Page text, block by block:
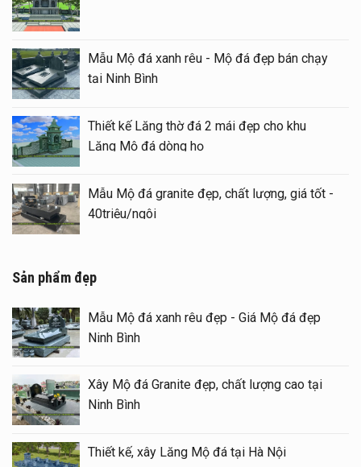
Mẫu Mộ đá xanh rêu - Mộ đá đẹp bán chạy
tại Ninh Bình
Thiết kế Lăng thờ đá 2 mái đẹp cho khu
Lăng Mộ đá dòng họ
Mẫu Mộ đá granite đẹp, chất lượng, giá tốt -
40triệu/ngôi
Sản phẩm đẹp
Mẫu Mộ đá xanh rêu đẹp - Giá Mộ đá đẹp
Ninh Bình
Xây Mộ đá Granite đẹp, chất lượng cao tại
Ninh Bình
Thiết kế, xây Lăng Mộ đá tại Hà Nội